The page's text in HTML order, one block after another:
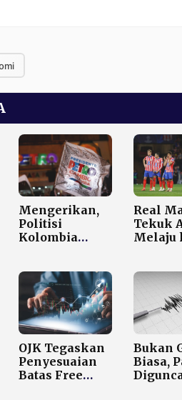
Mengerikan,
Politisi
Kolombia
Nyaris
Dibunuh
Jelang Pemilu
Real
Tekuk
Melaju
OJK Tegaskan
Penyesuaian
Batas Free
Bukan
Biasa,